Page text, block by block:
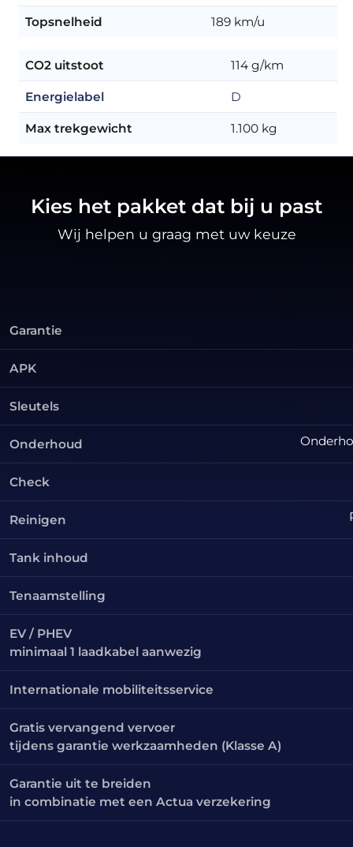
Topsnelheid 189 km/u
CO2 uitstoot 114 g/km
Energielabel D
Max trekgewicht 1.100 kg
Kies het pakket dat bij u past
Wij helpen u graag met uw keuze
Garantie
APK
Sleutels
Onderhoud
Check
Reinigen
Tank inhoud
Tenaamstelling
EV / PHEV
minimaal 1 laadkabel aanwezig
Internationale mobiliteitsservice
Gratis vervangend vervoer
tijdens garantie werkzaamheden (Klasse A)
Garantie uit te breiden
in combinatie met een Actua verzekering